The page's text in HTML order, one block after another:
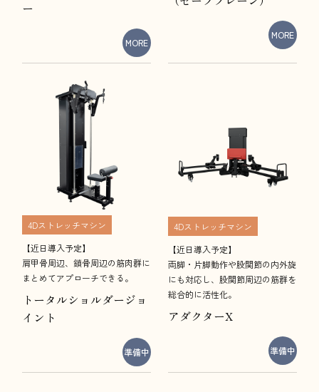
ー
MORE
MORE
4Dストレッチマシン
【近日導入予定】
​​​​​​​肩甲骨周辺、鎖骨周辺の筋肉群に
まとめてアプローチできる。
トータルショルダージョ
イント
準備中
4Dストレッチマシン
【近日導入予定】
​​​​​​​両脚・片脚動作や股関節の内外旋
にも対応し、股関節周辺の筋群を
総合的に活性化。
アダクターX
準備中